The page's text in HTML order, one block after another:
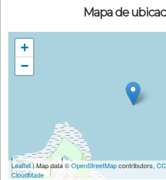
Mapa de
+
−
200 m
500 ft
Leaflet| Map data ©OpenStreetMapcontributors,
CloudMade